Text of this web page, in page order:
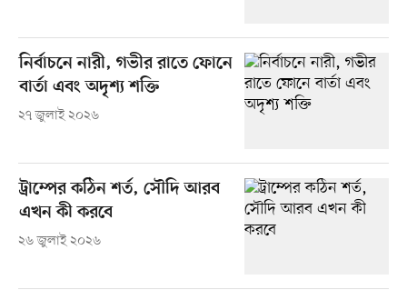
নির্বাচনে নারী, গভীর রাতে ফোনে
বার্তা এবং অদৃশ্য শক্তি
২৭ জুলাই ২০২৬
ট্রাম্পের কঠিন শর্ত, সৌদি আরব
এখন কী করবে
২৬ জুলাই ২০২৬